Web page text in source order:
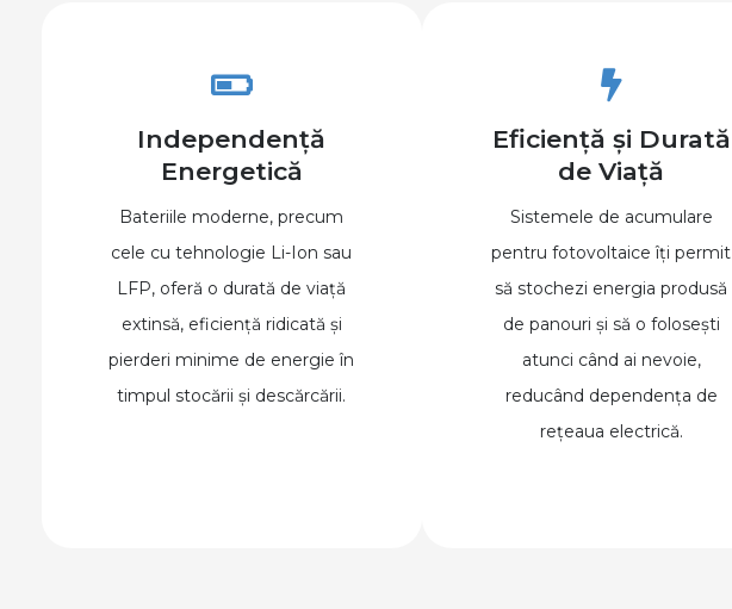
Independență
Energetică
Bateriile moderne, precum
cele cu tehnologie Li-Ion sau
LFP, oferă o durată de viață
extinsă, eficiență ridicată și
pierderi minime de energie în
timpul stocării și descărcării.
Eficiență și Durată
de Viață
Sistemele de acumulare
pentru fotovoltaice îți permit
să stochezi energia produsă
de panouri și să o folosești
atunci când ai nevoie,
reducând dependența de
rețeaua electrică.